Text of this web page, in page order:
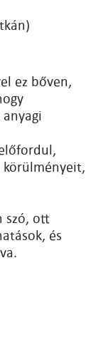
ez bőven,
körülményeit,
szó, ott
és